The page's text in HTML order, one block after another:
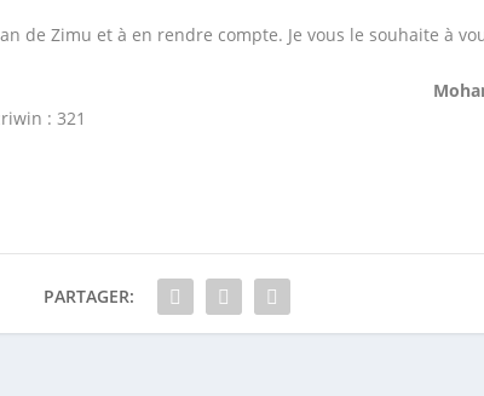
de Zimu et à en rendre compte. Je vous le souhaite à
: 321
PARTAGER: